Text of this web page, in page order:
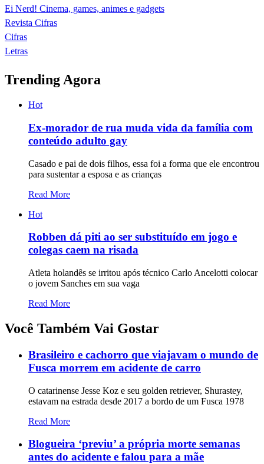
Ei Nerd! Cinema, games, animes e gadgets
Revista Cifras
Cifras
Letras
Trending Agora
Hot
Ex-morador de rua muda vida da família com
conteúdo adulto gay
Casado e pai de dois filhos, essa foi a forma que ele encontrou
para sustentar a esposa e as crianças
Read More
Hot
Robben dá piti ao ser substituído em jogo e
colegas caem na risada
Atleta holandês se irritou após técnico Carlo Ancelotti colocar
o jovem Sanches em sua vaga
Read More
Você Também Vai Gostar
Brasileiro e cachorro que viajavam o mundo de
Fusca morrem em acidente de carro
O catarinense Jesse Koz e seu golden retriever, Shurastey,
estavam na estrada desde 2017 a bordo de um Fusca 1978
Read More
Blogueira ‘previu’ a própria morte semanas
antes do acidente e falou para a mãe